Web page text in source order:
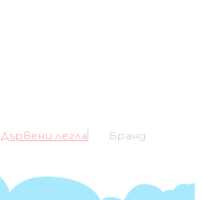
Дървени легла
Бранд